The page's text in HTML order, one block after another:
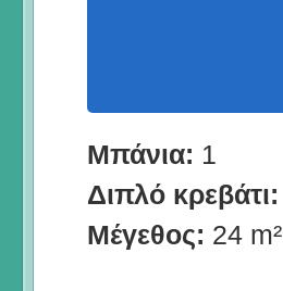
Μπάνια: 1
Διπλό κρεβάτι:
Μέγεθος: 24 m²